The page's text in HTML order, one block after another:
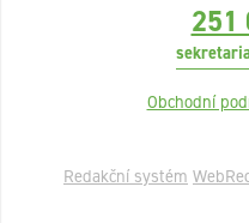
251
Obchodní
Redakční systém